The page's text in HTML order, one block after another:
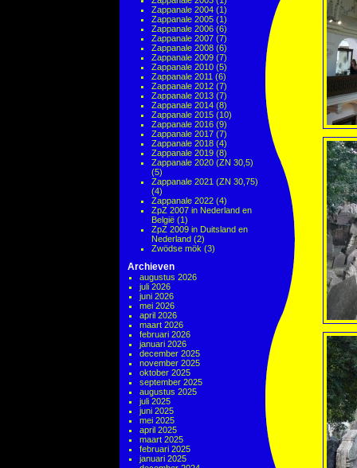
Zappanale 2004 (1)
Zappanale 2005 (1)
Zappanale 2006 (6)
Zappanale 2007 (7)
Zappanale 2008 (6)
Zappanale 2009 (7)
Zappanale 2010 (5)
Zappanale 2011 (6)
Zappanale 2012 (7)
Zappanale 2013 (7)
Zappanale 2014 (8)
Zappanale 2015 (10)
Zappanale 2016 (9)
Zappanale 2017 (7)
Zappanale 2018 (4)
Zappanale 2019 (8)
Zappanale 2020 (ZN 30,5)
(5)
Zappanale 2021 (ZN 30,75)
(4)
Zappanale 2022 (4)
ZpZ 2007 in Nederland en
België (1)
ZpZ 2009 in Duitsland en
Nederland (2)
Zwödse mök (3)
Archieven
augustus 2026
juli 2026
juni 2026
mei 2026
april 2026
maart 2026
februari 2026
januari 2026
december 2025
november 2025
oktober 2025
september 2025
augustus 2025
juli 2025
juni 2025
mei 2025
april 2025
maart 2025
februari 2025
januari 2025